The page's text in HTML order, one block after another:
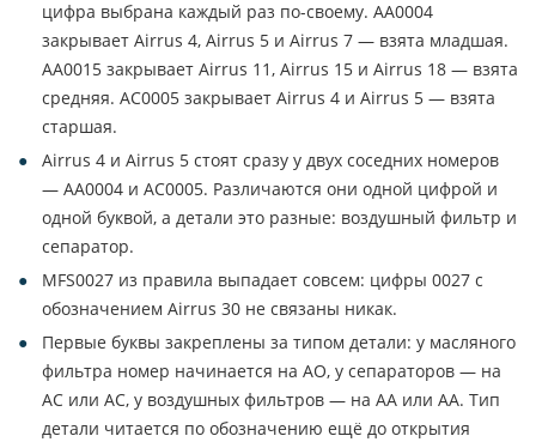
цифра выбрана каждый раз по-своему. АA0004
закрывает Airrus 4, Airrus 5 и Airrus 7 — взята младшая.
АA0015 закрывает Airrus 11, Airrus 15 и Airrus 18 — взята
средняя. AC0005 закрывает Airrus 4 и Airrus 5 — взята
старшая.
Airrus 4 и Airrus 5 стоят сразу у двух соседних номеров
— АA0004 и AC0005. Различаются они одной цифрой и
одной буквой, а детали это разные: воздушный фильтр и
сепаратор.
MFS0027 из правила выпадает совсем: цифры 0027 с
обозначением Airrus 30 не связаны никак.
Первые буквы закреплены за типом детали: у масляного
фильтра номер начинается на АО, у сепараторов — на
АС или AC, у воздушных фильтров — на АA или AА. Тип
детали читается по обозначению ещё до открытия